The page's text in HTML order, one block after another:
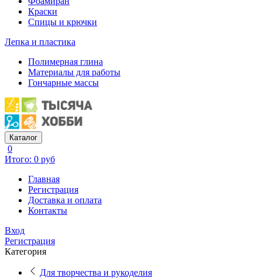
Краски
Спицы и крючки
Лепка и пластика
Полимерная глина
Материалы для работы
Гончарные массы
Каталог
0
Итого: 0 руб
Главная
Регистрация
Доставка и оплата
Контакты
Вход
Регистрация
Категория
Для творчества и рукоделия